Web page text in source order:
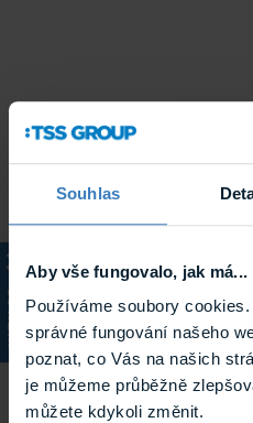
Souhlas
Aby vše fungovalo, jak má...
Používáme soubory
správné fungování našeho
poznat, co Vás na našich
je můžeme průběžně
můžete kdykoli změnit.
KATALOG